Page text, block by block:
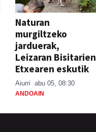
Naturan
murgiltzeko
jarduerak,
Leizaran Bisitarien
Etxearen eskutik
Aiurri abu 05, 08:30
ANDOAIN